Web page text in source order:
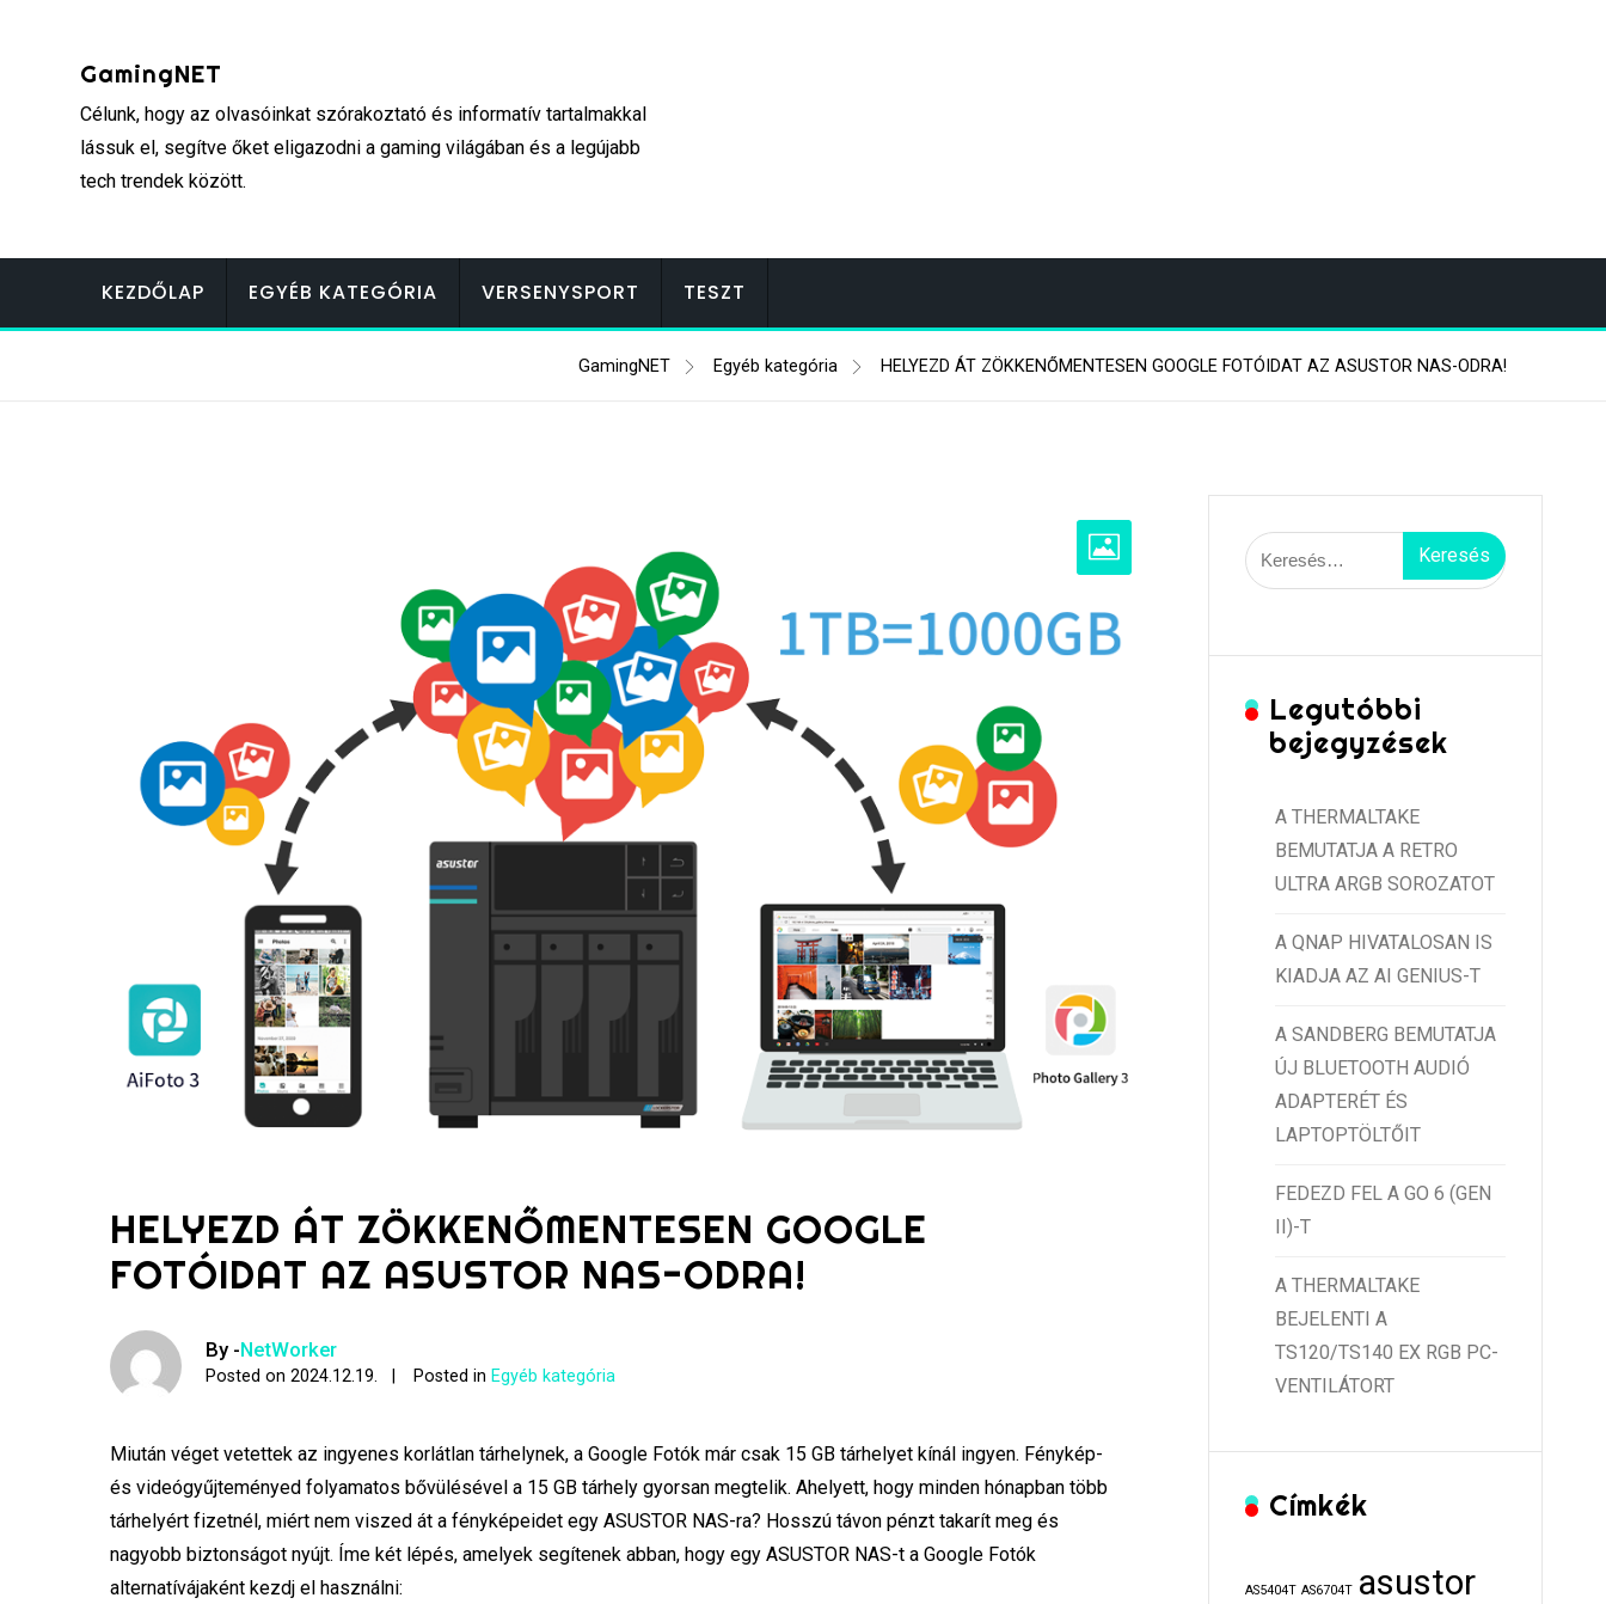
GamingNET
Célunk, hogy az olvasóinkat szórakoztató és informatív tartalmakkal
lássuk el, segítve őket eligazodni a gaming világában és a legújabb
tech trendek között.
KEZDŐLAP EGYÉB KATEGÓRIA VERSENYSPORT TESZT
GamingNET Egyéb kategória HELYEZD ÁT ZÖKKENŐMENTESEN GOOGLE FOTÓIDAT AZ ASUSTOR NAS-ODRA!
HELYEZD ÁT ZÖKKENŐMENTESEN GOOGLE
FOTÓIDAT AZ ASUSTOR NAS-ODRA!
By -NetWorker
Posted on2024.12.19. Posted in Egyéb kategória
Miután véget vetettek az ingyenes korlátlan tárhelynek, a Google Fotók már csak 15 GB tárhelyet kínál ingyen. Fénykép-
és videógyűjteményed folyamatos bővülésével a 15 GB tárhely gyorsan megtelik. Ahelyett, hogy minden hónapban több
tárhelyért fizetnél, miért nem viszed át a fényképeidet egy ASUSTOR NAS-ra? Hosszú távon pénzt takarít meg és
nagyobb biztonságot nyújt. Íme két lépés, amelyek segítenek abban, hogy egy ASUSTOR NAS-t a Google Fotók
alternatívájaként kezdj el használni:
Keresés:
Legutóbbi
bejegyzések
A THERMALTAKE
BEMUTATJA A RETRO
ULTRA ARGB SOROZATOT
A QNAP HIVATALOSAN IS
KIADJA AZ AI GENIUS-T
A SANDBERG BEMUTATJA
ÚJ BLUETOOTH AUDIÓ
ADAPTERÉT ÉS
LAPTOPTÖLTŐIT
FEDEZD FEL A GO 6 (GEN
II)-T
A THERMALTAKE
BEJELENTI A
TS120/TS140 EX RGB PC-
VENTILÁTORT
Címkék
AS5404T AS6704T asustor